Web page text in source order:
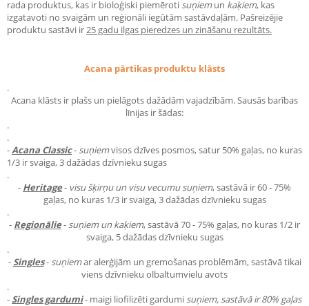
rada produktus, kas ir bioloģiski piemēroti suņiemun kaķiem, kas
izgatavoti no svaigām un reģionāli iegūtām sastāvdaļām. Pašreizējie
produktu sastāvi ir25 gadu ilgas pieredzes un zināšanu rezultāts.
Acana pārtikas produktu klāsts
.
Acana klāsts ir plašs un pielāgots dažādām vajadzībām. Sausās barības
līnijas ir šādas:
.
.
-Acana Classic- suņiemvisos dzīves posmos, satur 50% gaļas, no kuras
1/3 ir svaiga, 3 dažādas dzīvnieku sugas
.
- Heritage- visu šķirņu un visu vecumu suņiem, sastāvā ir 60 - 75%
gaļas, no kuras 1/3 ir svaiga, 3 dažādas dzīvnieku sugas
.
- Regionālie- suņiem un kaķiem, sastāvā 70 - 75% gaļas, no kuras 1/2 ir
svaiga, 5 dažādas dzīvnieku sugas
.
- Singles- suņiemar alerģijām un gremošanas problēmām, sastāvā tikai
viens dzīvnieku olbaltumvielu avots
.
- Singles gardumi- maigi liofilizēti gardumi suņiem, sastāvā ir 80% gaļas